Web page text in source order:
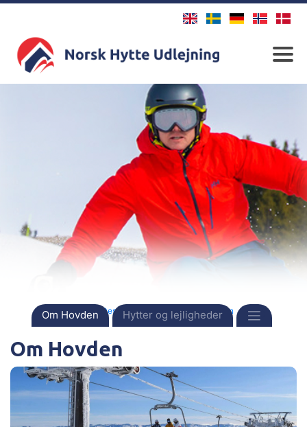
Om Hovden Hytter og lejligheder
Forside Destinationer Norge Hovden
Om Hovden